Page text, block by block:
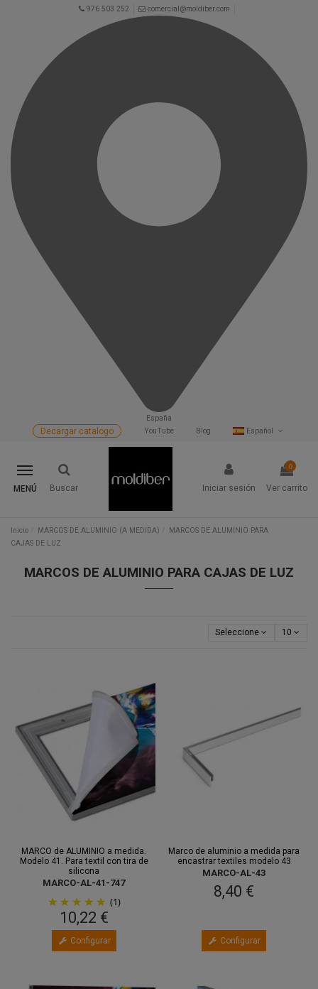
976 503 252 comercial@moldiber.com
España
Español
Blog
YouTube
Decargar catalogo
MENÚ Buscar Iniciar sesión
0
Ver carrito
Inicio MARCOS DE ALUMINIO (A MEDIDA)
MARCOS DE ALUMINIO PARA
CAJAS DE LUZ
MARCOS DE ALUMINIO PARA CAJAS DE LUZ
Seleccione 10
MARCO de ALUMINIO a medida.
Modelo 41. Para textil con tira de
silicona
MARCO-AL-41-747
(1)
10,22 €
Configurar
Marco de aluminio a medida para
encastrar textiles modelo 43
MARCO-AL-43
8,40 €
Configurar